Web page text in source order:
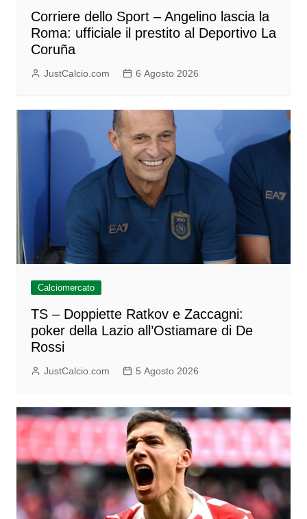
Corriere dello Sport – Angelino lascia la
Roma: ufficiale il prestito al Deportivo La
Coruña
JustCalcio.com 6 Agosto 2026
Calciomercato
TS – Doppiette Ratkov e Zaccagni:
poker della Lazio all’Ostiamare di De
Rossi
JustCalcio.com 5 Agosto 2026